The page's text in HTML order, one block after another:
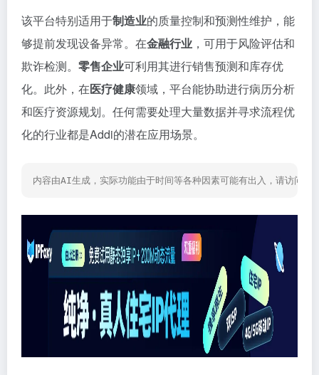
该平台特别适用于制造业的质量控制和预测性维护，能
够提前发现设备异常。在金融行业 ，可用于风险评估和
欺诈检测。 零售企业可利用其进行销售预测和库存优
化。此外，在医疗健康领域，平台能协助进行病历分析
和医疗资源规划。任何需要处理大量数据并寻求流程优
化的行业都是Addi的潜在应用场景。
内容由AI生成，实际功能由于时间等各种因素可能有出入，请访问网